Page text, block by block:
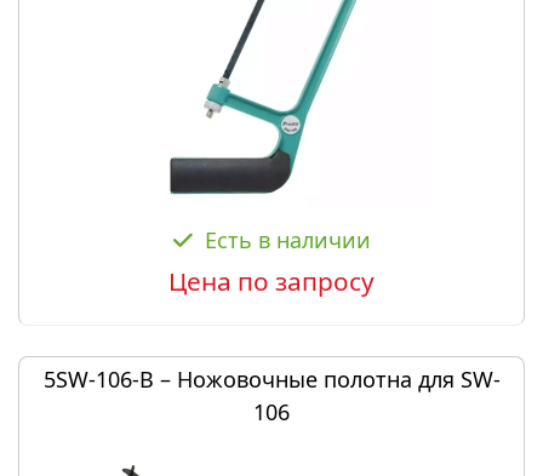
Есть в наличии
Цена по запросу
5SW-106-B – Ножовочные полотна для SW-
106